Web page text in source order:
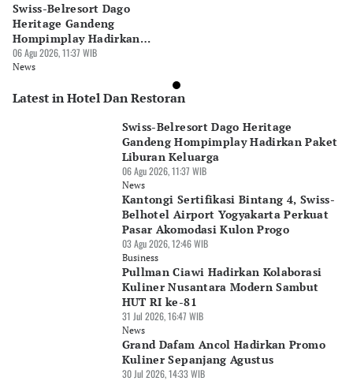
Swiss-Belresort Dago
Heritage Gandeng
Hompimplay Hadirkan
Paket Liburan Keluarga
06 Agu 2026, 11:37 WIB
News
Latest in Hotel Dan Restoran
Swiss-Belresort Dago Heritage
Gandeng Hompimplay Hadirkan Paket
Liburan Keluarga
06 Agu 2026, 11:37 WIB
News
Kantongi Sertifikasi Bintang 4, Swiss-
Belhotel Airport Yogyakarta Perkuat
Pasar Akomodasi Kulon Progo
03 Agu 2026, 12:46 WIB
Business
Pullman Ciawi Hadirkan Kolaborasi
Kuliner Nusantara Modern Sambut
HUT RI ke-81
31 Jul 2026, 16:47 WIB
News
Grand Dafam Ancol Hadirkan Promo
Kuliner Sepanjang Agustus
30 Jul 2026, 14:33 WIB